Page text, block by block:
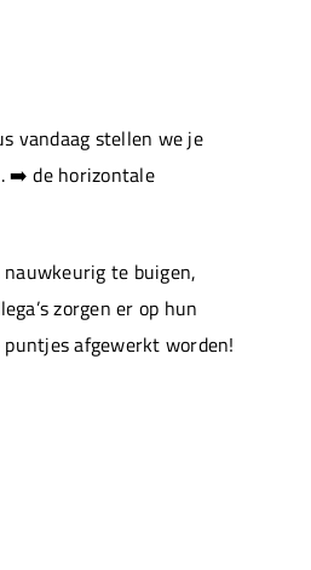
vandaag stellen we je
➡️ de horizontale
te buigen,
zorgen er op hun
afgewerkt worden!